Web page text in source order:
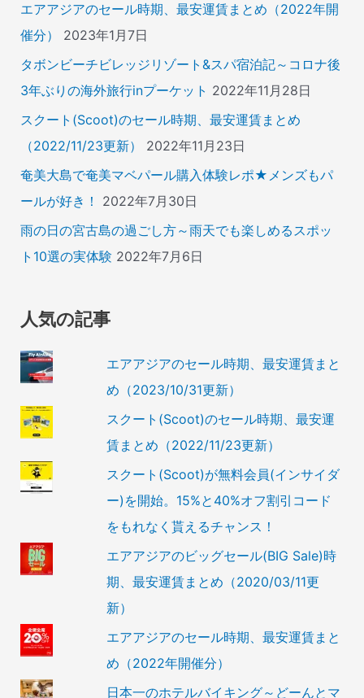
エアアジアのセール時期、最安運賃まとめ（2022年開
催分）
2023年1月7日
タボンビーチビレッジリゾート&スパ宿泊記～コロナ後
3年ぶりの海外旅行inプーケット 2022年11月28日
スクート(Scoot)のセール時期、最安運賃まとめ
（2022/11/23更新）
2022年11月23日
奄美大島で奄美マベパール購入体験レポ★メンズもパ
ールが好き！
2022年7月30日
雨の日の宮古島の過ごし方～雨天でも楽しめるスポッ
ト10選の実体験 2022年7月6日
人気の記事
エアアジアのセール時期、最安運賃まと
め（2023/10/31更新）
スクート(Scoot)のセール時期、最安運
賃まとめ（2022/11/23更新）
スクート(Scoot)が無料会員(インサイダ
ー)を開始。15%と40%オフ割引コード
をもれなく貰えるチャンス！
エアアジアのビッグセール(BIG Sale)時
期、最安運賃まとめ（2020/03/11更
新）
エアアジアのセール時期、最安運賃まと
め（2022年開催分）
日本一のホテルバイキング～どーんとマ